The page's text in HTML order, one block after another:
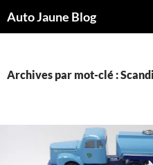
Auto Jaune Blog
Archives par mot-clé :